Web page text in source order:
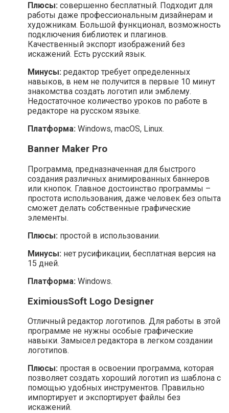
Плюсы: совершенно бесплатный. Подходит для
работы даже профессиональным дизайнерам и
художникам. Большой функционал, возможность
подключения библиотек и плагинов.
Качественный экспорт изображений без
искажений. Есть русский язык.
Минусы: редактор требует определенных
навыков, в нем не получится в первые 10 минут
знакомства создать логотип или эмблему.
Недостаточное количество уроков по работе в
редакторе на русском языке.
Платформа: Windows, macOS, Linux.
Banner Maker Pro
Программа, предназначенная для быстрого
создания различных анимированных баннеров
или кнопок. Главное достоинство программы –
простота использования, даже человек без опыта
сможет делать собственные графические
элементы.
Плюсы: простой в использовании.
Минусы: нет русификации, бесплатная версия на
15 дней.
Платформа: Windows.
EximiousSoft Logo Designer
Отличный редактор логотипов. Для работы в этой
программе не нужны особые графические
навыки. Замысел редактора в легком создании
логотипов.
Плюсы: простая в освоении программа, которая
позволяет создать хороший логотип из шаблона с
помощью удобных инструментов. Правильно
импортирует и экспортирует файлы без
искажений.